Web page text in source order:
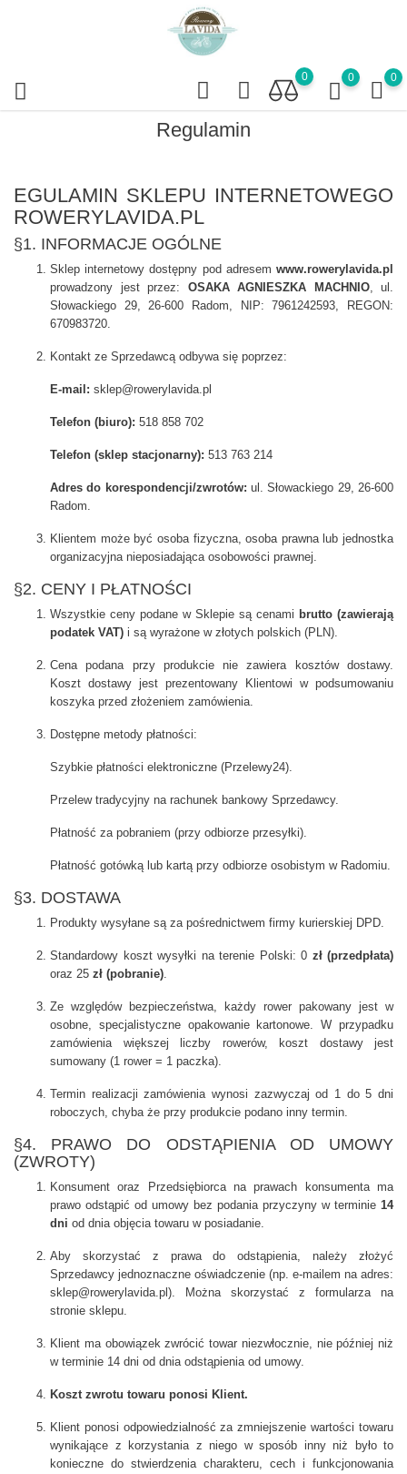
0
0
0
Regulamin
EGULAMIN SKLEPU INTERNETOWEGO
ROWERYLAVIDA.PL
§1. INFORMACJE OGÓLNE
Sklep internetowy dostępny pod adresem www.rowerylavida.pl
prowadzony jest przez: OSAKA AGNIESZKA MACHNIO, ul.
Słowackiego 29, 26-600 Radom, NIP: 7961242593, REGON:
670983720.
Kontakt ze Sprzedawcą odbywa się poprzez:
E-mail: sklep@rowerylavida.pl
Telefon (biuro): 518 858 702
Telefon (sklep stacjonarny): 513 763 214
Adres do korespondencji/zwrotów: ul. Słowackiego 29, 26-600
Radom.
Klientem może być osoba fizyczna, osoba prawna lub jednostka
organizacyjna nieposiadająca osobowości prawnej.
§2. CENY I PŁATNOŚCI
Wszystkie ceny podane w Sklepie są cenami brutto (zawierają
podatek VAT) i są wyrażone w złotych polskich (PLN).
Cena podana przy produkcie nie zawiera kosztów dostawy.
Koszt dostawy jest prezentowany Klientowi w podsumowaniu
koszyka przed złożeniem zamówienia.
Dostępne metody płatności:
Szybkie płatności elektroniczne (Przelewy24).
Przelew tradycyjny na rachunek bankowy Sprzedawcy.
Płatność za pobraniem (przy odbiorze przesyłki).
Płatność gotówką lub kartą przy odbiorze osobistym w Radomiu.
§3. DOSTAWA
Produkty wysyłane są za pośrednictwem firmy kurierskiej DPD.
Standardowy koszt wysyłki na terenie Polski: 0 zł (przedpłata)
oraz 25 zł (pobranie).
Ze względów bezpieczeństwa, każdy rower pakowany jest w
osobne, specjalistyczne opakowanie kartonowe. W przypadku
zamówienia większej liczby rowerów, koszt dostawy jest
sumowany (1 rower = 1 paczka).
Termin realizacji zamówienia wynosi zazwyczaj od 1 do 5 dni
roboczych, chyba że przy produkcie podano inny termin.
§4. PRAWO DO ODSTĄPIENIA OD UMOWY
(ZWROTY)
Konsument oraz Przedsiębiorca na prawach konsumenta ma
prawo odstąpić od umowy bez podania przyczyny w terminie 14
dni od dnia objęcia towaru w posiadanie.
Aby skorzystać z prawa do odstąpienia, należy złożyć
Sprzedawcy jednoznaczne oświadczenie (np. e-mailem na adres:
sklep@rowerylavida.pl). Można skorzystać z formularza na
stronie sklepu.
Klient ma obowiązek zwrócić towar niezwłocznie, nie później niż
w terminie 14 dni od dnia odstąpienia od umowy.
Koszt zwrotu towaru ponosi Klient.
Klient ponosi odpowiedzialność za zmniejszenie wartości towaru
wynikające z korzystania z niego w sposób inny niż było to
konieczne do stwierdzenia charakteru, cech i funkcjonowania